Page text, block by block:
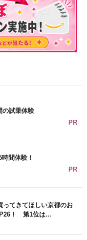
の試乗体験
PR
間体験！
PR
ってきてほしい京都のお
！ 第1位は...